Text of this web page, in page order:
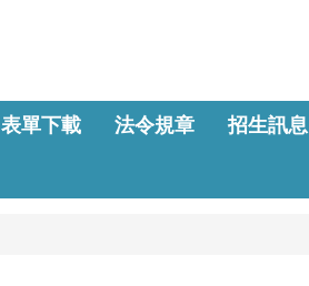
表單下載 法令規章 招生訊息